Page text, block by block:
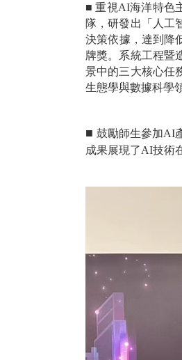
■ 重視AI海洋特色
隊，研發出「人工
決策依據，達到降
牌獎。系統工程暨
景中的三大核心任
生態學與數據科學
■ 鼓勵師生參加AI
成果展現了AI技術